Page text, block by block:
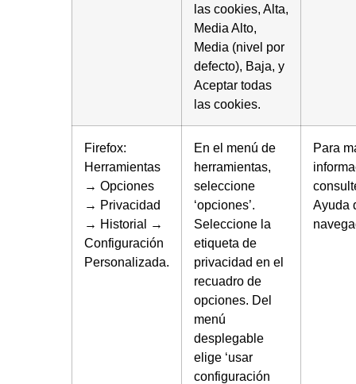
las cookies, Alta,
Media Alto,
Media (nivel por
defecto), Baja, y
Aceptar todas
las cookies.
Firefox:
Herramientas
→ Opciones
→ Privacidad
→ Historial →
Configuración
Personalizada.
En el menú de
herramientas,
seleccione
‘opciones’.
Seleccione la
etiqueta de
privacidad en el
recuadro de
opciones. Del
menú
desplegable
elige ‘usar
configuración
Para
Ayuda